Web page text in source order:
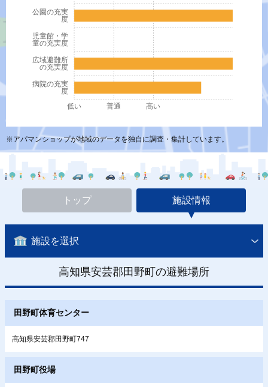
病院の充実
度
広域避難所
の充実度
児童館・学
童の充実度
公園の充実
度
低い 普通 高い
※アパマンショップが地域のデータを独自に調査・集計しています。
トップ 施設情報
施設を選択
高知県安芸郡田野町の避難場所
田野町体育センター
高知県安芸郡田野町747
田野町役場